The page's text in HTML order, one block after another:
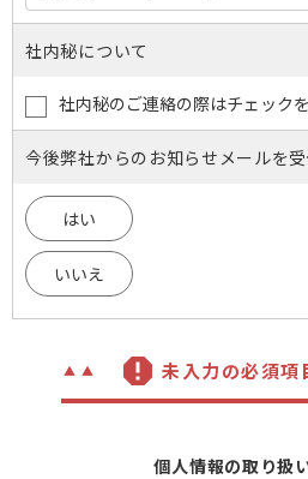
社内秘について
社内秘のご連絡の際はチェック
今後弊社からのお知らせメールを
はい
いいえ
未入力の必須項
個人情報の取り扱